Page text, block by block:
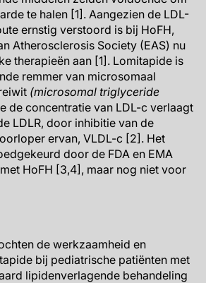
te halen [1]. Aangezien de LDL-
ernstig verstoord is bij HoFH,
Atherosclerosis Society (EAS) nu
therapieën aan [1]. Lomitapide is
remmer van microsomaal
(microsomal triglyceride
de concentratie van LDL-c verlaagt
LDLR, door inhibitie van de
ervan, VLDL-c [2]. Het
door de FDA en EMA
HoFH [3,4], maar nog niet voor
de werkzaamheid en
bij pediatrische patiënten met
lipidenverlagende behandeling